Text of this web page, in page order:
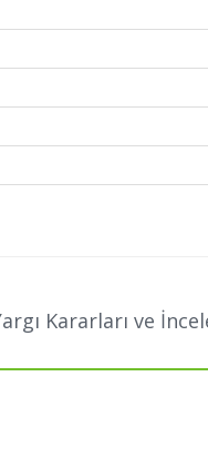
Kararları ve